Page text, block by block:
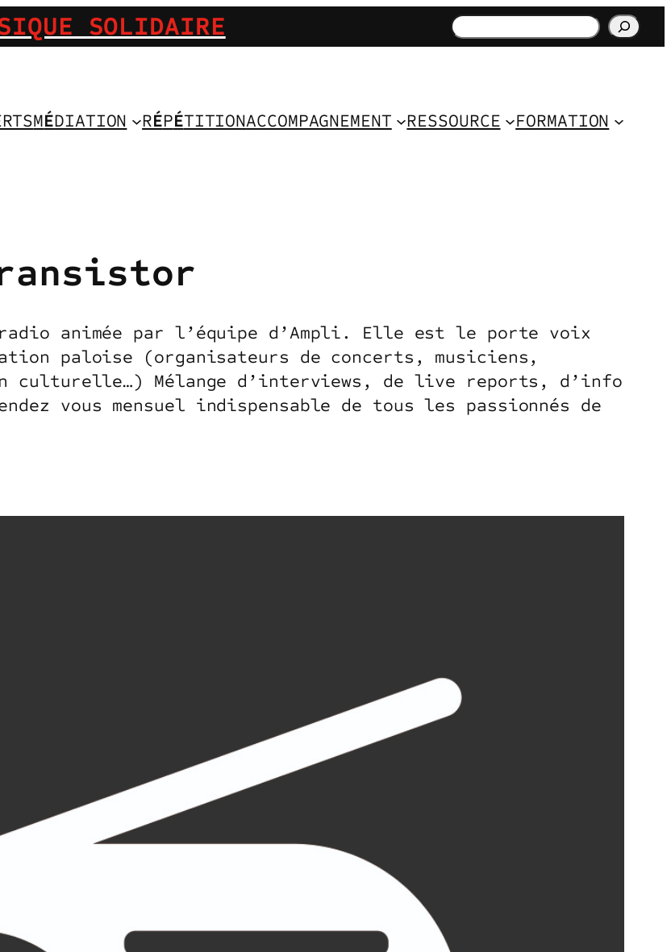
SOLIDAIRE Rechercher
MÉDIATION RÉPÉTITIONACCOMPAGNEMENT RESSOURCE FORMATION
animée par l’équipe d’Ampli. Elle est le porte voix
paloise (organisateurs de concerts, musiciens,
culturelle…) Mélange d’interviews, de live reports, d’info
vous mensuel indispensable de tous les passionnés de